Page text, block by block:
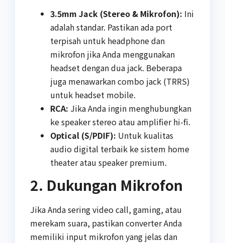
3.5mm Jack (Stereo & Mikrofon): Ini
adalah standar. Pastikan ada port
terpisah untuk headphone dan
mikrofon jika Anda menggunakan
headset dengan dua jack. Beberapa
juga menawarkan combo jack (TRRS)
untuk headset mobile.
RCA: Jika Anda ingin menghubungkan
ke speaker stereo atau amplifier hi-fi.
Optical (S/PDIF): Untuk kualitas
audio digital terbaik ke sistem home
theater atau speaker premium.
2. Dukungan Mikrofon
Jika Anda sering video call, gaming, atau
merekam suara, pastikan converter Anda
memiliki input mikrofon yang jelas dan